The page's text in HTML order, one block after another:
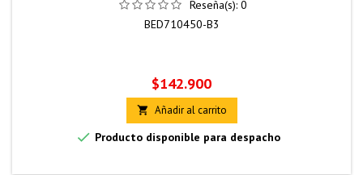
Reseña(s): 0
BED710450-B3
Precio
$142.900
 Añadir al carrito
 Producto disponible para despacho